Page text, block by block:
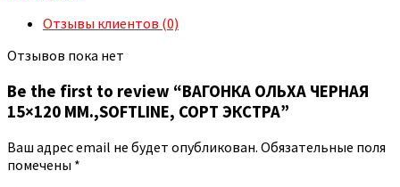
Отзывы клиентов (0)
Отзывов пока нет
Be the first to review “ВАГОНКА ОЛЬХА ЧЕРНАЯ
15×120 ММ.,SOFTLINE, СОРТ ЭКСТРА”
Ваш адрес email не будет опубликован. Обязательные поля
помечены *